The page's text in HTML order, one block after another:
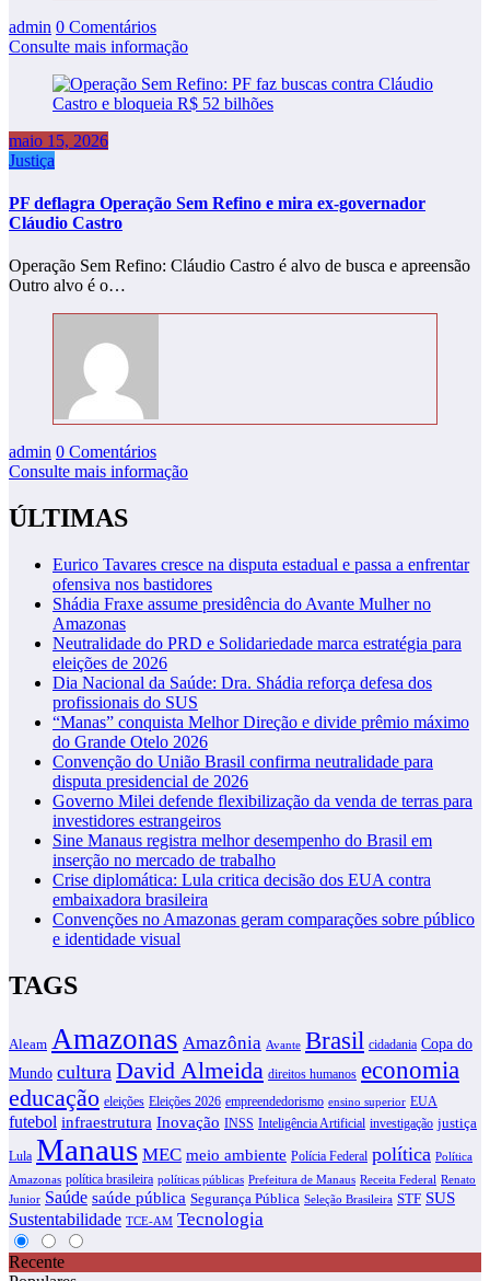
admin 0 Comentários
Consulte mais informação
maio 15, 2026
Justiça
PF deflagra Operação Sem Refino e mira ex-governador
Cláudio Castro
Operação Sem Refino: Cláudio Castro é alvo de busca e apreensão
Outro alvo é o…
admin 0 Comentários
Consulte mais informação
ÚLTIMAS
Eurico Tavares cresce na disputa estadual e passa a enfrentar
ofensiva nos bastidores
Shádia Fraxe assume presidência do Avante Mulher no
Amazonas
Neutralidade do PRD e Solidariedade marca estratégia para
eleições de 2026
Dia Nacional da Saúde: Dra. Shádia reforça defesa dos
profissionais do SUS
“Manas” conquista Melhor Direção e divide prêmio máximo
do Grande Otelo 2026
Convenção do União Brasil confirma neutralidade para
disputa presidencial de 2026
Governo Milei defende flexibilização da venda de terras para
investidores estrangeiros
Sine Manaus registra melhor desempenho do Brasil em
inserção no mercado de trabalho
Crise diplomática: Lula critica decisão dos EUA contra
embaixadora brasileira
Convenções no Amazonas geram comparações sobre público
e identidade visual
TAGS
Aleam Amazonas Amazônia Avante Brasil cidadania Copa do
Mundo cultura David Almeida direitos humanos economia
educação eleições Eleições 2026 empreendedorismo ensino superior EUA
futebol infraestrutura Inovação INSS Inteligência Artificial investigação justiça
Lula Manaus MEC meio ambiente Polícia Federal política Política
Amazonas política brasileira políticas públicas Prefeitura de Manaus Receita Federal Renato
Junior Saúde saúde pública Segurança Pública Seleção Brasileira STF SUS
Sustentabilidade TCE-AM Tecnologia
Recente